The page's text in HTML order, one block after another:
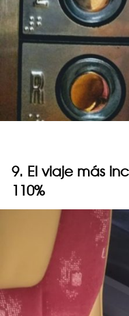
9. El viaje más
110%